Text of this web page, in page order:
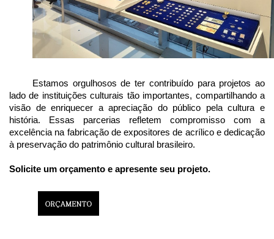
Estamos orgulhosos de ter contribuído para projetos ao
lado de instituições culturais tão importantes, compartilhando a
visão de enriquecer a apreciação do público pela cultura e
história. Essas parcerias refletem compromisso com a
excelência na fabricação de expositores de acrílico e dedicação
à preservação do patrimônio cultural brasileiro.
Solicite um orçamento e apresente seu projeto.